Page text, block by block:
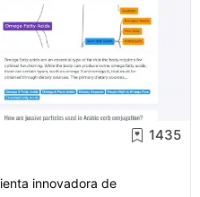
1435
innovadora de